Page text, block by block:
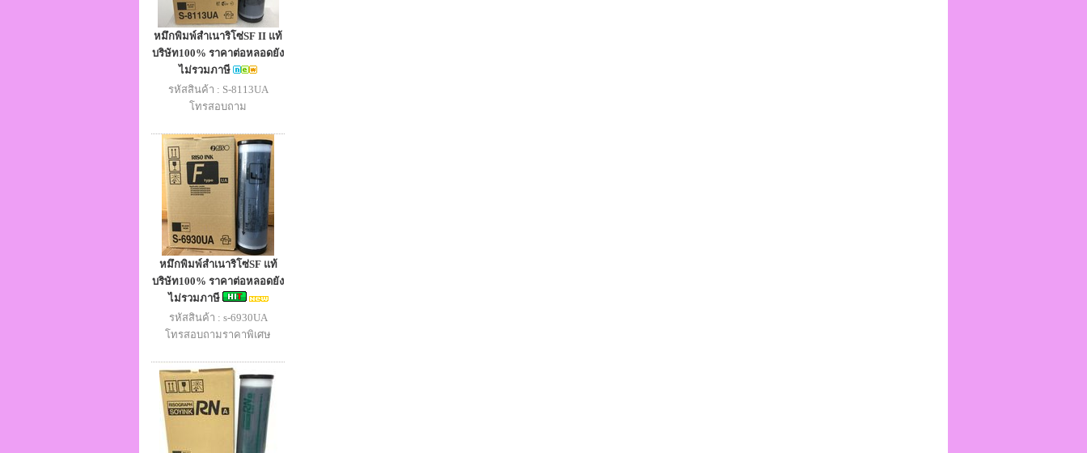
หมึกพิมพ์สำเนาริโซ่SF II แท้
บริษัท100% ราคาต่อหลอดยัง
ไม่รวมภาษี
รหัสสินค้า : S-8113UA
โทรสอบถาม
หมึกพิมพ์สำเนาริโซ่SF แท้
บริษัท100% ราคาต่อหลอดยัง
ไม่รวมภาษี
รหัสสินค้า : s-6930UA
โทรสอบถามราคาพิเศษ